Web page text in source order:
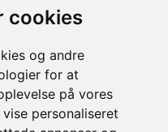
cookies
og andre
for at
på vores
personaliseret
Læs mere